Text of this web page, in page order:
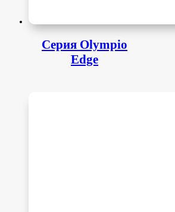
Серия Olympio
Edge